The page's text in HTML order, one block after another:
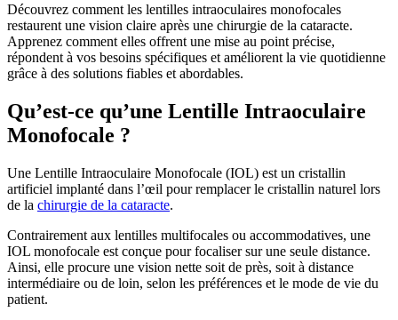
Découvrez comment les lentilles intraoculaires monofocales
restaurent une vision claire après une chirurgie de la cataracte.
Apprenez comment elles offrent une mise au point précise,
répondent à vos besoins spécifiques et améliorent la vie quotidienne
grâce à des solutions fiables et abordables.
Qu’est-ce qu’une Lentille Intraoculaire
Monofocale ?
Une Lentille Intraoculaire Monofocale (IOL) est un cristallin
artificiel implanté dans l’œil pour remplacer le cristallin naturel lors
de la chirurgie de la cataracte.
Contrairement aux lentilles multifocales ou accommodatives, une
IOL monofocale est conçue pour focaliser sur une seule distance.
Ainsi, elle procure une vision nette soit de près, soit à distance
intermédiaire ou de loin, selon les préférences et le mode de vie du
patient.